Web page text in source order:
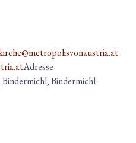
Adresse
Bindermichl-